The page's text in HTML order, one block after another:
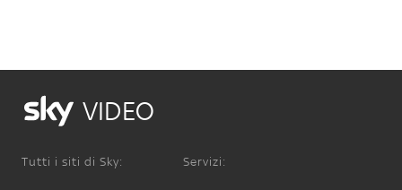
VIDEO
Tutti i siti di Sky: Servizi: